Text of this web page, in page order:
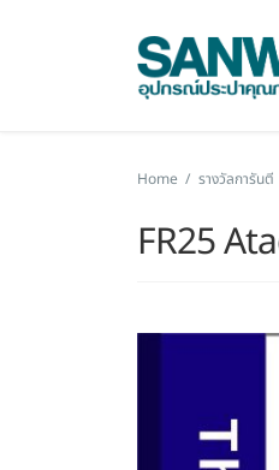
Home / รางวัลการันตี
FR25